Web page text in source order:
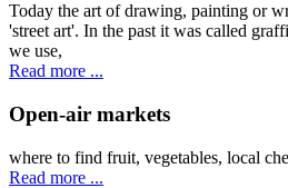
Today the art of drawing, painting or
'street art'. In the past it was called
we use,
Read more ...
Open-air markets
where to find fruit, vegetables, local
Read more ...